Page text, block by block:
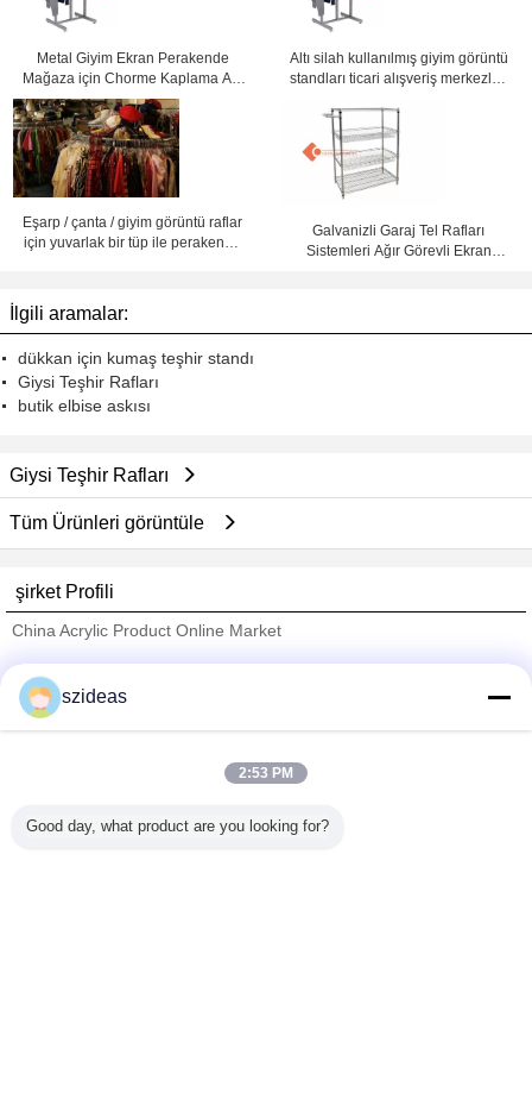
Metal Giyim Ekran Perakende
Mağaza için Chorme Kaplama Altı
Arms standlar
Altı silah kullanılmış giyim görüntü
standları ticari alışveriş merkezleri
Eşarp / çanta / giyim görüntü raflar
için yuvarlak bir tüp ile perakende
Galvanizli Garaj Tel Rafları
Sistemleri Ağır Görevli Ekran
İlgili aramalar:
dükkan için kumaş teşhir standı
Giysi Teşhir Rafları
butik elbise askısı
Giysi Teşhir Rafları
Tüm Ürünleri görüntüle
şirket Profili
China Acrylic Product Online Market
Trust Seal
Tüm ürünler
szideas
2:53 PM
Good day, what product are you looking for?